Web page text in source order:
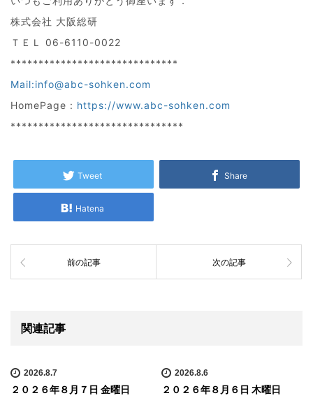
株式会社 大阪総研
ＴＥＬ 06-6110-0022
******************************
Mail:info@abc-sohken.com
HomePage : https://www.abc-sohken.com
*******************************
Tweet Share
Hatena
前の記事 次の記事
関連記事
2026.8.7
２０２６年８月７日 金曜日
2026.8.6
２０２６年８月６日 木曜日